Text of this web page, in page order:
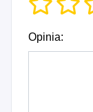
Opinia: